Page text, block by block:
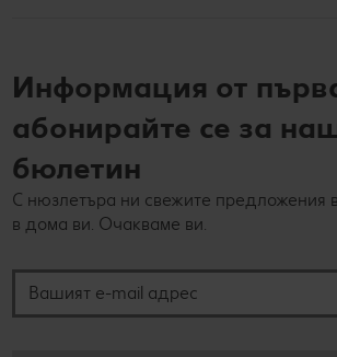
Информация от
абонирайте се за
бюлетин
С нюзлетъра ни свежите предложения
в дома ви. Очакваме ви.